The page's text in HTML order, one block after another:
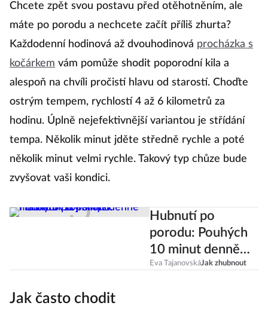
Chcete zpět svou postavu před otěhotněním, ale
máte po porodu a nechcete začít příliš zhurta?
Každodenní hodinová až dvouhodinová procházka s
kočárkem vám pomůže shodit poporodní kila a
alespoň na chvíli pročistí hlavu od starostí. Choďte
ostrým tempem, rychlostí 4 až 6 kilometrů za
hodinu. Úplně nejefektivnější variantou je střídání
tempa. Několik minut jděte středně rychle a poté
několik minut velmi rychle. Takový typ chůze bude
zvyšovat vaši kondici.
Hubnutí po
porodu: Pouhých
10 minut denně
má obrovský
Eva TajanovskáJak zhubnout
Jak často chodit